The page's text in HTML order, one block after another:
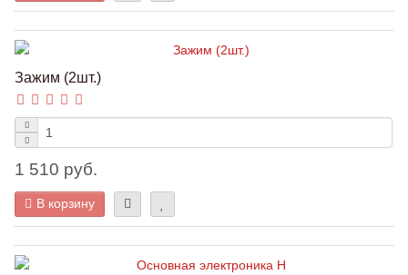
Зажим (2шт.)
1 510 руб.
В корзину